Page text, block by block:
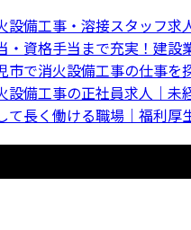
設備工事・溶接スタッフ
・資格手当まで充実！建
市で消火設備工事の仕事
設備工事の正社員求人｜未
て長く働ける職場｜福利厚